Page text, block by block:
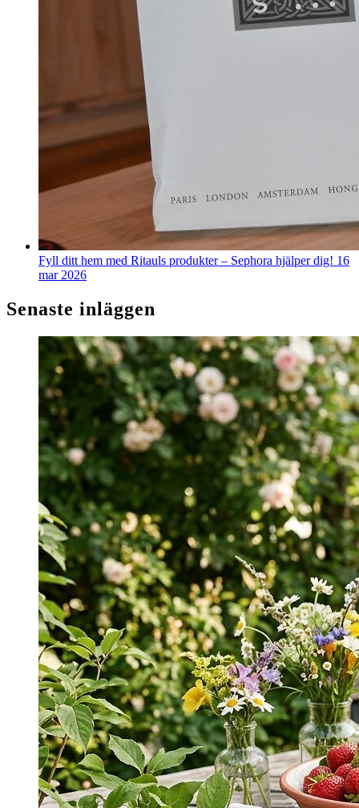
Fyll ditt hem med Ritauls produkter – Sephora hjälper dig! 16
mar 2026
Senaste inläggen